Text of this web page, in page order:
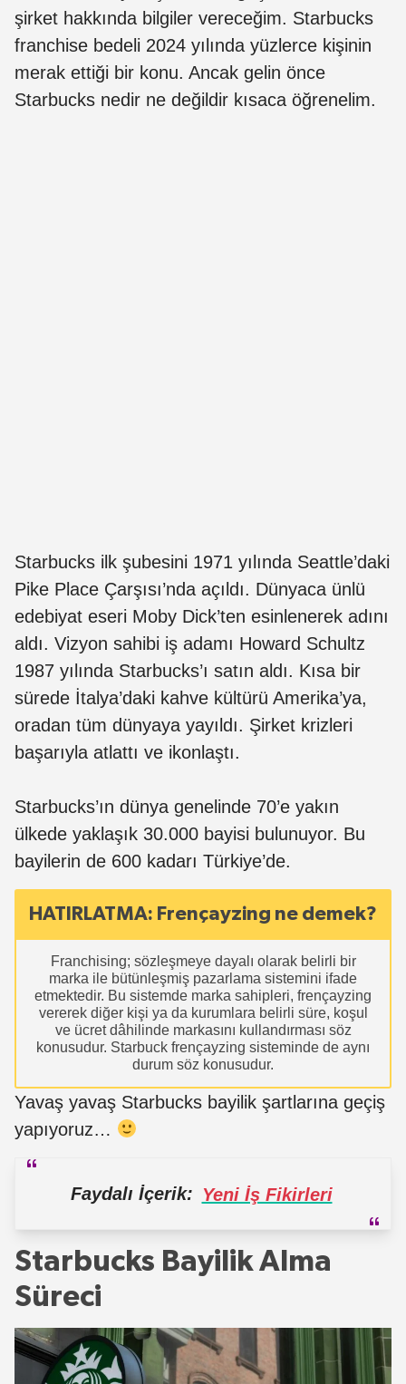
şirket hakkında bilgiler vereceğim. Starbucks
franchise bedeli 2024 yılında yüzlerce kişinin
merak ettiği bir konu. Ancak gelin önce
Starbucks nedir ne değildir kısaca öğrenelim.
Starbucks ilk şubesini 1971 yılında Seattle’daki
Pike Place Çarşısı’nda açıldı. Dünyaca ünlü
edebiyat eseri Moby Dick’ten esinlenerek adını
aldı. Vizyon sahibi iş adamı Howard Schultz
1987 yılında Starbucks’ı satın aldı. Kısa bir
sürede İtalya’daki kahve kültürü Amerika’ya,
oradan tüm dünyaya yayıldı. Şirket krizleri
başarıyla atlattı ve ikonlaştı.
Starbucks’ın dünya genelinde 70’e yakın
ülkede yaklaşık 30.000 bayisi bulunuyor. Bu
bayilerin de 600 kadarı Türkiye’de.
HATIRLATMA: Frençayzing ne demek?
Franchising; sözleşmeye dayalı olarak belirli bir
marka ile bütünleşmiş pazarlama sistemini ifade
etmektedir. Bu sistemde marka sahipleri, frençayzing
vererek diğer kişi ya da kurumlara belirli süre, koşul
ve ücret dâhilinde markasını kullandırması söz
konusudur. Starbuck frençayzing sisteminde de aynı
durum söz konusudur.
Yavaş yavaş Starbucks bayilik şartlarına geçiş
yapıyoruz…
Faydalı İçerik: Yeni İş Fikirleri
Starbucks Bayilik Alma
Süreci